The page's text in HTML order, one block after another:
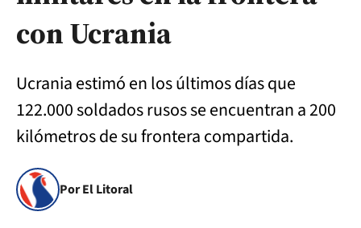
con Ucrania
Ucrania estimó en los últimos días que
122.000 soldados rusos se encuentran a 200
kilómetros de su frontera compartida.
Por El Litoral